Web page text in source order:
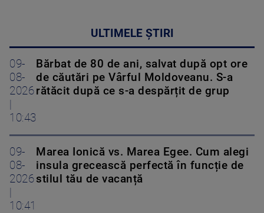
ULTIMELE ȘTIRI
09-
08-
2026
|
10:43
Bărbat de 80 de ani, salvat după opt ore
de căutări pe Vârful Moldoveanu. S-a
rătăcit după ce s-a despărțit de grup
09-
08-
2026
|
10:41
Marea Ionică vs. Marea Egee. Cum alegi
insula grecească perfectă în funcție de
stilul tău de vacanță